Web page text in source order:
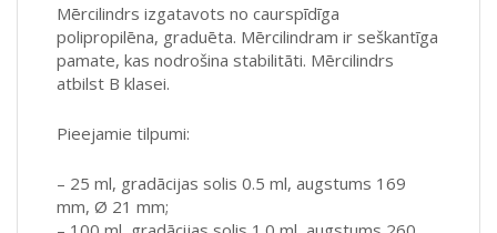
Mērcilindrs izgatavots no caurspīdīga
polipropilēna, graduēta. Mērcilindram ir seškantīga
pamate, kas nodrošina stabilitāti. Mērcilindrs
atbilst B klasei.
Pieejamie tilpumi:
– 25 ml, gradācijas solis 0.5 ml, augstums 169
mm, Ø 21 mm;